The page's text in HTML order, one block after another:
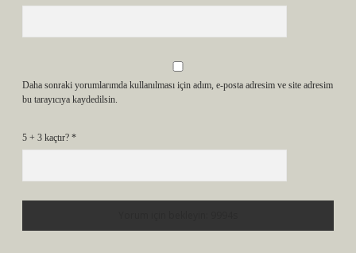
Daha sonraki yorumlarımda kullanılması için adım, e-posta adresim ve site adresim
bu tarayıcıya kaydedilsin.
5 + 3 kaçtır? *